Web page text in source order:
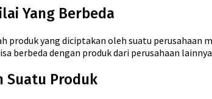
Yang Berbeda
produk yang diciptakan oleh suatu perusahaan
berbeda dengan produk dari perusahaan
Suatu Produk